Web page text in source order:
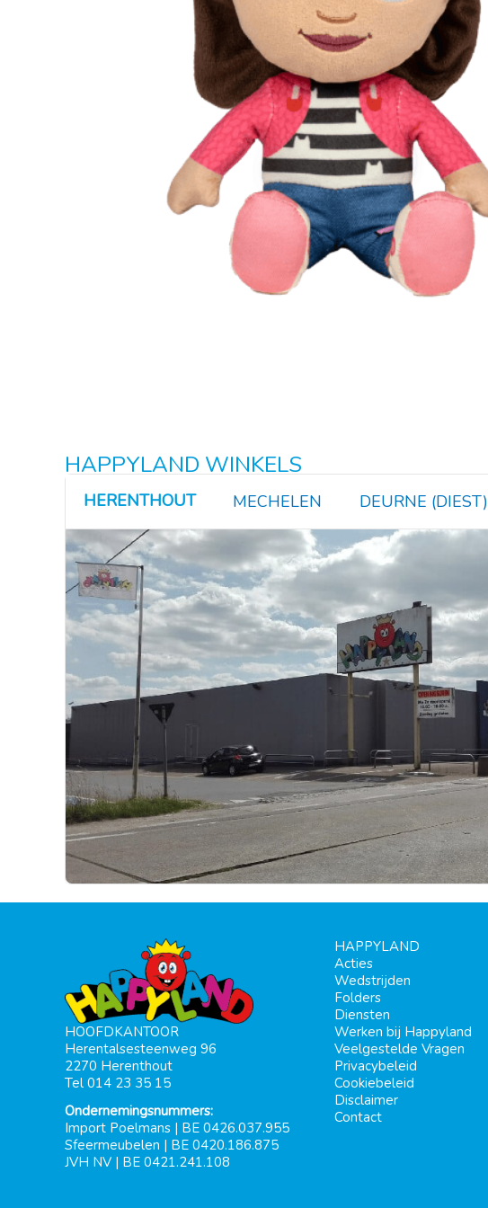
HAPPYLAND WINKELS
HERENTHOUT MECHELEN DEURNE (DIEST)
HOOFDKANTOOR
Herentalsesteenweg 96
2270 Herenthout
Tel 014 23 35 15
Ondernemingsnummers:
Import Poelmans | BE 0426.037.955
Sfeermeubelen | BE 0420.186.875
JVH NV | BE 0421.241.108
HAPPYLAND
Acties
Wedstrijden
Folders
Diensten
Werken bij Happyland
Veelgestelde Vragen
Privacybeleid
Cookiebeleid
Disclaimer
Contact